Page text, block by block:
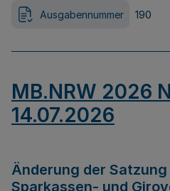
Ausgabennummer 190
MB.NRW 2026
14.07.2026
Änderung der
Sparkassen- und